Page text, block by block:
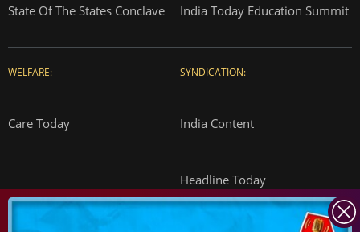
State Of The States Conclave India Today Education Summit
WELFARE:
Care Today
SYNDICATION:
India Content
Headline Today